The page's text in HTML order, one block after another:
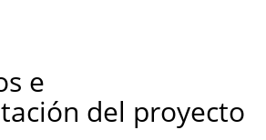
e
del proyecto